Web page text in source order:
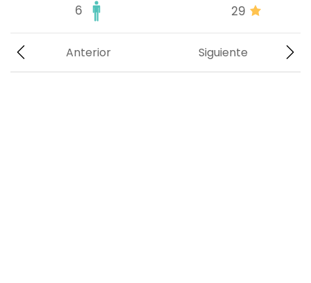
6 29
Siguiente
Anterior